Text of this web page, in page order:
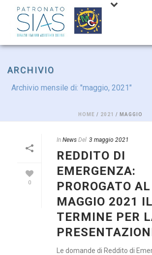
ARCHIVIO
Archivio mensile di: "maggio, 2021"
HOME / 2021 / MAGGIO
0
In News Del 3 maggio 2021
REDDITO DI
EMERGENZA:
PROROGATO
MAGGIO 2021 IL
TERMINE PER
Le domande di Reddito di